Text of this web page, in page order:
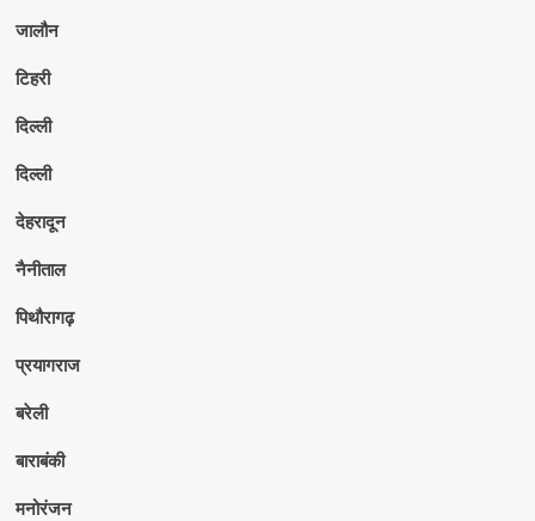
जालौन
टिहरी
दिल्ली
दिल्ली
देहरादून
नैनीताल
पिथौरागढ़
प्रयागराज
बरेली
बाराबंकी
मनोरंजन